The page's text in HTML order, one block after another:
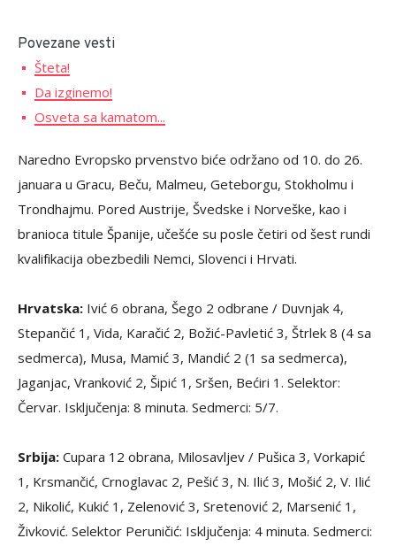
Povezane vesti
Šteta!
Da izginemo!
Osveta sa kamatom...
Naredno Evropsko prvenstvo biće održano od 10. do 26.
januara u Gracu, Beču, Malmeu, Geteborgu, Stokholmu i
Trondhajmu. Pored Austrije, Švedske i Norveške, kao i
branioca titule Španije, učešće su posle četiri od šest rundi
kvalifikacija obezbedili Nemci, Slovenci i Hrvati.
Hrvatska: Ivić 6 obrana, Šego 2 odbrane / Duvnjak 4,
Stepančić 1, Vida, Karačić 2, Božić-Pavletić 3, Štrlek 8 (4 sa
sedmerca), Musa, Mamić 3, Mandić 2 (1 sa sedmerca),
Jaganjac, Vranković 2, Šipić 1, Sršen, Bećiri 1. Selektor:
Červar. Isključenja: 8 minuta. Sedmerci: 5/7.
Srbija: Cupara 12 obrana, Milosavljev / Pušica 3, Vorkapić
1, Krsmančić, Crnoglavac 2, Pešić 3, N. Ilić 3, Mošić 2, V. Ilić
2, Nikolić, Kukić 1, Zelenović 3, Sretenović 2, Marsenić 1,
Živković. Selektor Peruničić: Isključenja: 4 minuta. Sedmerci: